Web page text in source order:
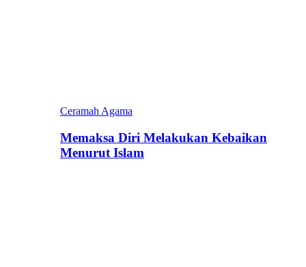
Ceramah Agama
Memaksa Diri Melakukan Kebaikan
Menurut Islam